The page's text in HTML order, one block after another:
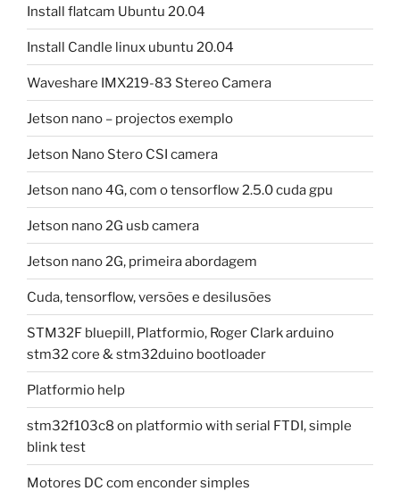
Install flatcam Ubuntu 20.04
Install Candle linux ubuntu 20.04
Waveshare IMX219-83 Stereo Camera
Jetson nano – projectos exemplo
Jetson Nano Stero CSI camera
Jetson nano 4G, com o tensorflow 2.5.0 cuda gpu
Jetson nano 2G usb camera
Jetson nano 2G, primeira abordagem
Cuda, tensorflow, versões e desilusões
STM32F bluepill, Platformio, Roger Clark arduino
stm32 core & stm32duino bootloader
Platformio help
stm32f103c8 on platformio with serial FTDI, simple
blink test
Motores DC com enconder simples